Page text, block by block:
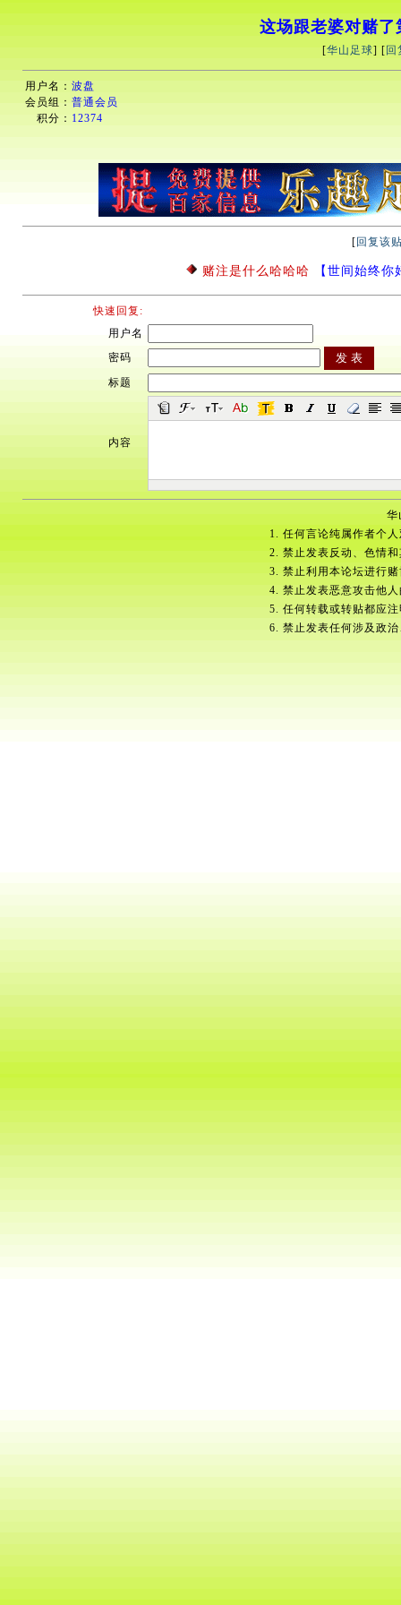
这场跟老婆对赌了
[华山足球] [ 回
用户名： 波盘
会员组： 普通会员
积分： 12374
[ 回复该
赌注是什么哈哈哈 【世间始终
快速回复:
用户名
密码
标题
内容
华
1. 任何言论纯属作者个
2. 禁止发表反动、色情
3. 禁止利用本论坛进行
4. 禁止发表恶意攻击他
5. 任何转载或转贴都应
6. 禁止发表任何涉及政